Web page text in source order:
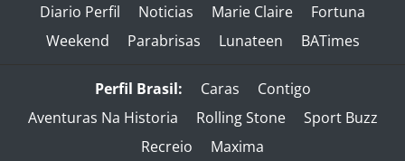
Diario Perfil Noticias Marie Claire
Fortuna
Weekend
Parabrisas Lunateen BATimes
Perfil Brasil: Caras
Contigo
Aventuras Na Historia
Rolling Stone
Sport Buzz
Recreio
Maxima